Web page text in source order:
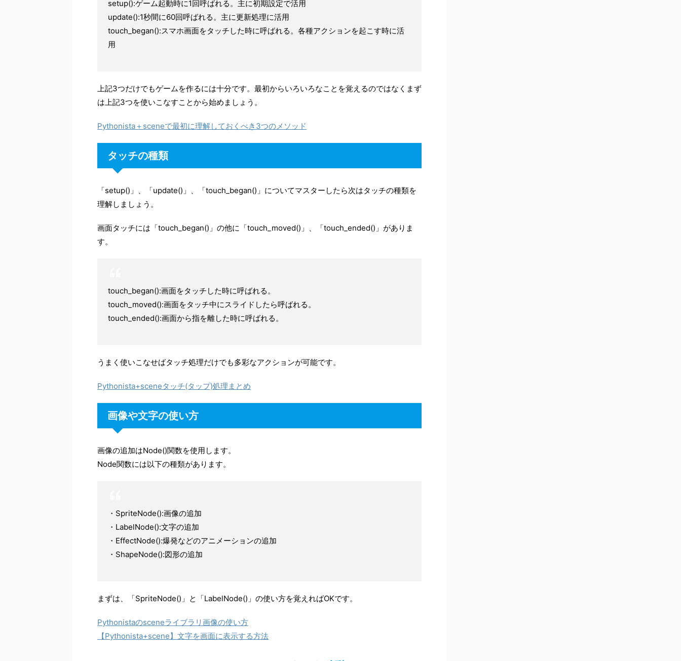
setup():ゲーム起動時に1回呼ばれる。主に初期設定で活用
update():1秒間に60回呼ばれる。主に更新処理に活用
touch_began():スマホ画面をタッチした時に呼ばれる。各種アクションを起こす時に活
用
上記3つだけでもゲームを作るには十分です。最初からいろいろなことを覚えるのではなくまず
は上記3つを使いこなすことから始めましょう。
Pythonista＋sceneで最初に理解しておくべき3つのメソッド
タッチの種類
「setup()」、「update()」、「touch_began()」についてマスターしたら次はタッチの種類を
理解しましょう。
画面タッチには「touch_began()」の他に「touch_moved()」、「touch_ended()」がありま
す。
touch_began():画面をタッチした時に呼ばれる。
touch_moved():画面をタッチ中にスライドしたら呼ばれる。
touch_ended():画面から指を離した時に呼ばれる。
うまく使いこなせばタッチ処理だけでも多彩なアクションが可能です。
Pythonista+sceneタッチ(タップ)処理まとめ
画像や文字の使い方
画像の追加はNode()関数を使用します。
Node関数には以下の種類があります。
・SpriteNode():画像の追加
・LabelNode():文字の追加
・EffectNode():爆発などのアニメーションの追加
・ShapeNode():図形の追加
まずは、「SpriteNode()」と「LabelNode()」の使い方を覚えればOKです。
Pythonistaのsceneライブラリ画像の使い方
【Pythonista+scene】文字を画面に表示する方法